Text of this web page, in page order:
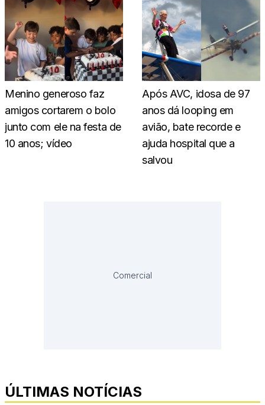
Menino generoso faz
amigos cortarem o bolo
junto com ele na festa de
10 anos; vídeo
Após AVC, idosa de 97
anos dá looping em
avião, bate recorde e
ajuda hospital que a
salvou
Comercial
ÚLTIMAS NOTÍCIAS